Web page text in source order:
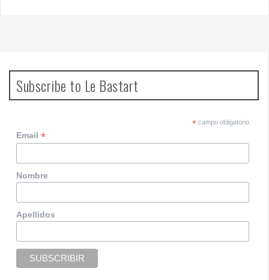
Subscribe to Le Bastart
*campo obligatorio
Email*
Nombre
Apellidos